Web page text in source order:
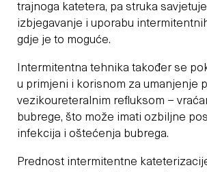
trajnoga katetera, pa struka
izbjegavanje i uporabu
gdje je to moguće.
Intermitentna tehnika također se
u primjeni i korisnom za umanjenje
vezikoureteralnim refluksom –
bubrege, što može imati ozbiljne
infekcija i oštećenja bubrega.
Prednost intermitentne